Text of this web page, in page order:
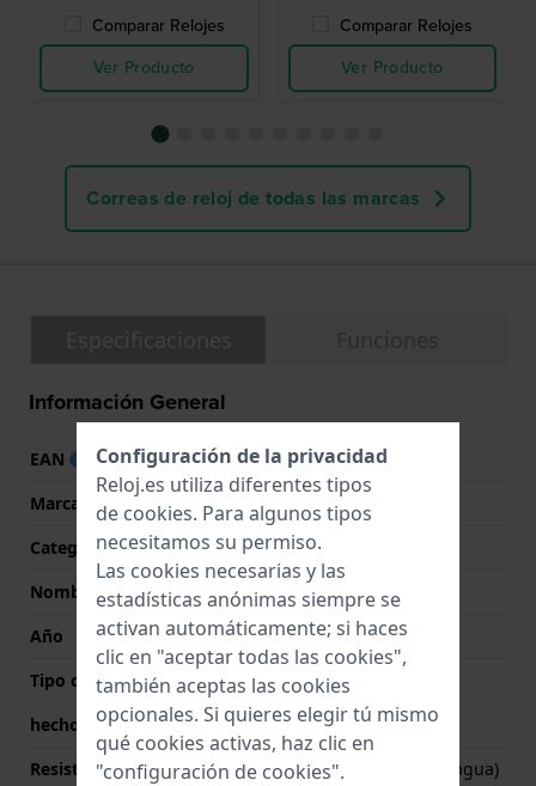
Comparar Relojes
Ver Producto
Comparar Relojes
Ver Producto
Correas de reloj de todas las marcas
Información General
EAN
7315030061383
Marca
Daniel Wellington
Categoría
Classic
Nombre
Petite Lune Melrose
Año
2025 Primavera/Verano
Tipo de pantalla
analógico
hecho en Suiza
No
Resistencia al agua
3 Bar (salpicaduras de agua)
Configuración de la privacidad
Reloj.es utiliza diferentes tipos
de cookies. Para algunos tipos
necesitamos su permiso.
Las cookies necesarias y las
estadísticas anónimas siempre se
activan automáticamente; si haces
clic en "aceptar todas las cookies",
también aceptas las cookies
opcionales. Si quieres elegir tú mismo
qué cookies activas, haz clic en
"configuración de cookies".